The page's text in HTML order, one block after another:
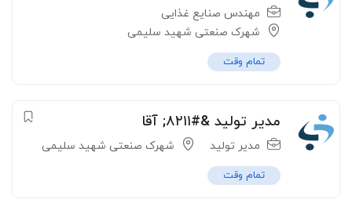
مهندس صنایع غذایی
شهرک صنعتی شهید سلیمی
تمام وقت
مدیر تولید &#۸۲۱۱; آقا
مدیر تولید شهرک صنعتی شهید سلیمی
تمام وقت